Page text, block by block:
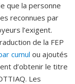
que la personne
reconnues par
l’exigent.
de la FEP
cumul ou ajoutés
d’obtenir le titre
Les